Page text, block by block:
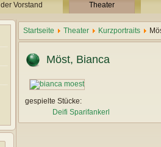
der Vorstand Theater
Startseite Theater Kurzportraits
Möst, Bianca
gespielte Stücke:
Deifi Sparifankerl